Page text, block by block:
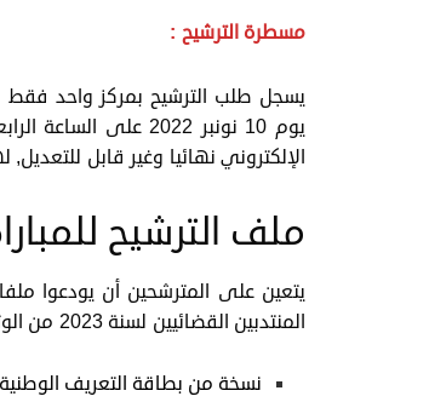
مسطرة الترشيح :
يسجل طلب الترشيح بمركز واحد فقط
يوم 10 نونبر 2022
الإلكتروني نهائيا وغير قابل
ملف الترشيح
يتعين على المترشحين أن يودعوا
المنتدبين القضائيين لسنة 2023 من الوثائق التالية :
نسخة من بطاقة التعريف